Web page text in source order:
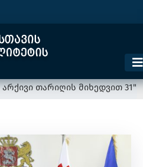
არქივი თარიღის მიხედვით 31"